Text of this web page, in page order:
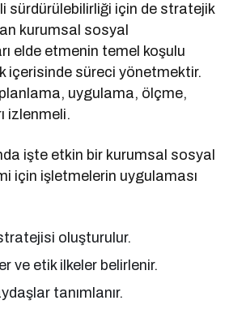
sürdürülebilirliği için de stratejik
kurumsal sosyal
elde etmenin temel koşulu
içerisinde süreci yönetmektir.
uygulama, ölçme,
izlenmeli.
işte etkin bir kurumsal sosyal
için işletmelerin uygulaması
oluşturulur.
ve etik ilkeler belirlenir.
tanımlanır.